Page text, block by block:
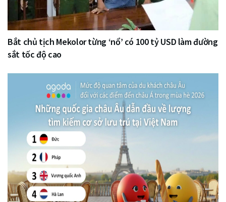
Bắt chủ tịch Mekolor từng ‘nổ’ có 100 tỷ USD làm đường
sắt tốc độ cao